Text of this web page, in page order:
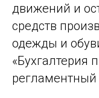
движений и
средств
одежды и
«Бухгалтерия
регламентный